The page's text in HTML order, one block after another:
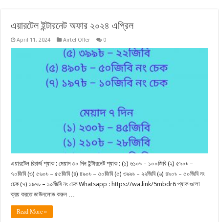
এয়ারটেল ইন্টারনেট অফার ২০২৪ এপ্রিল
April 11, 2024 Airtel Offer 0
এয়ারটেল রিচার্জ প্যাক : মেয়াদ ৩০ দিন ইন্টারনেট প্যাক : (১) ৬১০৳ – ১০০জিবি (২) ৫৯০৳ –
৭০জিবি (৩) ৫৬০৳ – ৫৫জিবি (৪) ৪৯০৳ – ৩০জিবি (৫) ৩৯৯৳ – ২২জিবি (৬) ৪৯০৳ – ৫০জিবি নং
চেক (৭) ১৯৭৳ – ১০জিবি নং চেক Whatsapp : https://wa.link/5mbdr6 প্যাক গুলো
ক্রয় করতে ডাউনলোড করুন …
Read More »